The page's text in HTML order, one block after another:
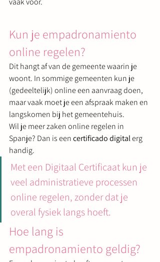
Kun je empadronamiento
online regelen?
Dit hangt af van de gemeente waarin je
woont. In sommige gemeenten kun je
(gedeeltelijk) online een aanvraag doen,
maar vaak moet je een afspraak maken en
langskomen bij het gemeentehuis.
Wil je meer zaken online regelen in
Spanje? Dan is een certificado digital erg
handig.
Met een Digitaal Certificaat kun je
veel administratieve processen
online regelen, zonder dat je
overal fysiek langs hoeft.
Hoe lang is
empadronamiento geldig?